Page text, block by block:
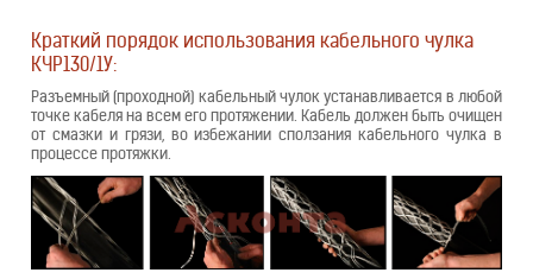
Краткий порядок использования кабельного чулка
КЧР130/1У:
Разъемный (проходной) кабельный чулок устанавливается в любой
точке кабеля на всем его протяжении. Кабель должен быть очищен
от смазки и грязи, во избежании сползания кабельного чулка в
процессе протяжки.